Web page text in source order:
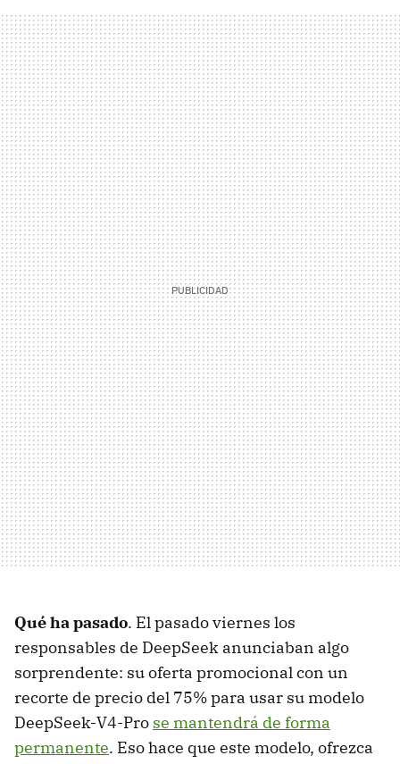
Qué ha pasado. El pasado viernes los
responsables de DeepSeek anunciaban algo
sorprendente: su oferta promocional con un
recorte de precio del 75% para usar su modelo
DeepSeek-V4-Pro se mantendrá de forma
permanente. Eso hace que este modelo, ofrezca